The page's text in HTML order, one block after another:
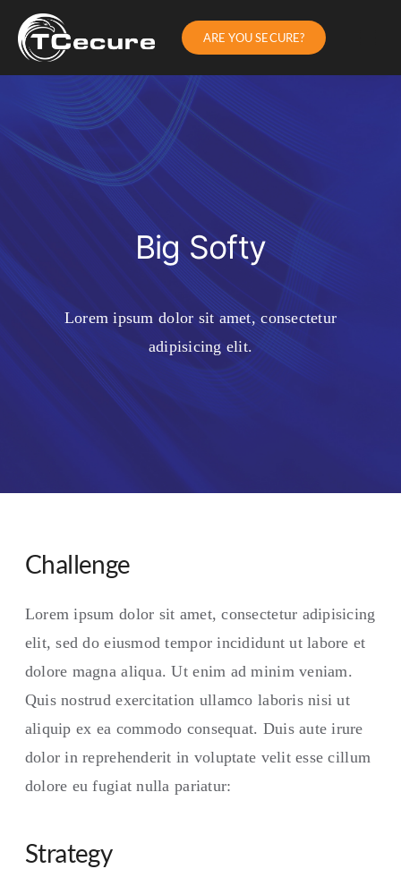
Skip
content
Services
Industries
About Us
Blog
Partners
ARE YOU SECURE?
Big Softy
Lorem ipsum dolor sit amet, consectetur
adipisicing elit.
Challenge
Lorem ipsum dolor sit amet, consectetur adipisicing
elit, sed do eiusmod tempor incididunt ut labore et
dolore magna aliqua. Ut enim ad minim veniam.
Quis nostrud exercitation ullamco laboris nisi ut
aliquip ex ea commodo consequat. Duis aute irure
dolor in reprehenderit in voluptate velit esse cillum
dolore eu fugiat nulla pariatur:
Strategy